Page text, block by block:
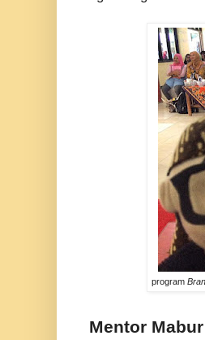
program
Mentor Mabur